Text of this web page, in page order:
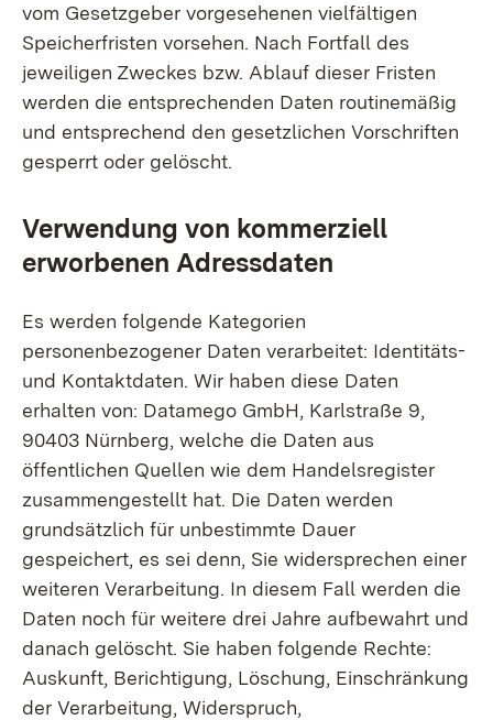
vom Gesetzgeber vorgesehenen vielfältigen
Speicherfristen vorsehen. Nach Fortfall des
jeweiligen Zweckes bzw. Ablauf dieser Fristen
werden die entsprechenden Daten routinemäßig
und entsprechend den gesetzlichen Vorschriften
gesperrt oder gelöscht.
Verwendung von kommerziell
erworbenen Adressdaten
Es werden folgende Kategorien
personenbezogener Daten verarbeitet: Identitäts-
und Kontaktdaten. Wir haben diese Daten
erhalten von: Datamego GmbH, Karlstraße 9,
90403 Nürnberg, welche die Daten aus
öffentlichen Quellen wie dem Handelsregister
zusammengestellt hat. Die Daten werden
grundsätzlich für unbestimmte Dauer
gespeichert, es sei denn, Sie widersprechen einer
weiteren Verarbeitung. In diesem Fall werden die
Daten noch für weitere drei Jahre aufbewahrt und
danach gelöscht. Sie haben folgende Rechte:
Auskunft, Berichtigung, Löschung, Einschränkung
der Verarbeitung, Widerspruch,